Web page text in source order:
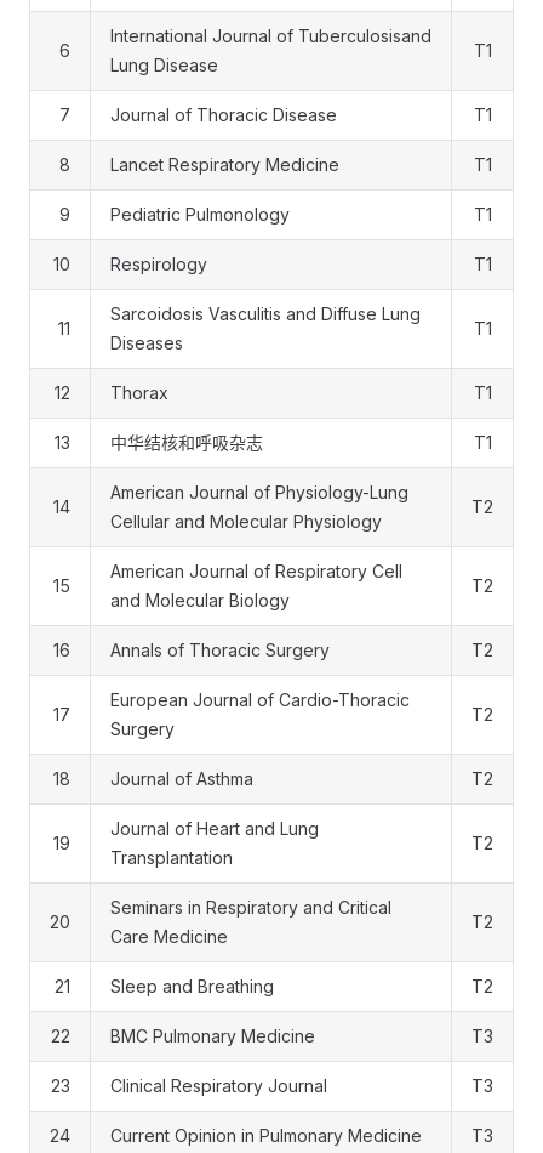
6
International Journal of Tuberculosisand
Lung Disease
T1
7 Journal of Thoracic Disease T1
8 Lancet Respiratory Medicine T1
9 Pediatric Pulmonology T1
10 Respirology T1
11
Sarcoidosis Vasculitis and Diffuse Lung
Diseases
T1
12 Thorax T1
13 中华结核和呼吸杂志 T1
14
American Journal of Physiology-Lung
Cellular and Molecular Physiology
T2
15
American Journal of Respiratory Cell
and Molecular Biology
T2
16 Annals of Thoracic Surgery T2
17
European Journal of Cardio-Thoracic
Surgery
T2
18 Journal of Asthma T2
19
Journal of Heart and Lung
Transplantation
T2
20
Seminars in Respiratory and Critical
Care Medicine
T2
21 Sleep and Breathing T2
22 BMC Pulmonary Medicine T3
23 Clinical Respiratory Journal T3
24 Current Opinion in Pulmonary Medicine T3